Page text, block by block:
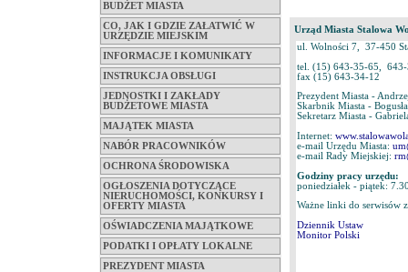
BUDŻET MIASTA
CO, JAK I GDZIE ZAŁATWIĆ W
URZĘDZIE MIEJSKIM
INFORMACJE I KOMUNIKATY
INSTRUKCJA OBSŁUGI
JEDNOSTKI I ZAKŁADY
BUDŻETOWE MIASTA
MAJĄTEK MIASTA
NABÓR PRACOWNIKÓW
OCHRONA ŚRODOWISKA
OGŁOSZENIA DOTYCZĄCE
NIERUCHOMOŚCI, KONKURSY I
OFERTY MIASTA
OŚWIADCZENIA MAJĄTKOWE
PODATKI I OPŁATY LOKALNE
PREZYDENT MIASTA
Urząd Miasta Stalowa
ul. Wolności 7, 37-450
tel. (15) 643-35-65,
fax (15) 643-34-12
Prezydent Miasta -
Skarbnik Miasta -
Sekretarz Miasta -
Internet:
e-mail Urzędu Miasta:
e-mail Rady Miejskiej:
Godziny pracy urzędu:
poniedziałek - piątek:
Ważne linki do serwisów
Dziennik Ustaw
Monitor Polski